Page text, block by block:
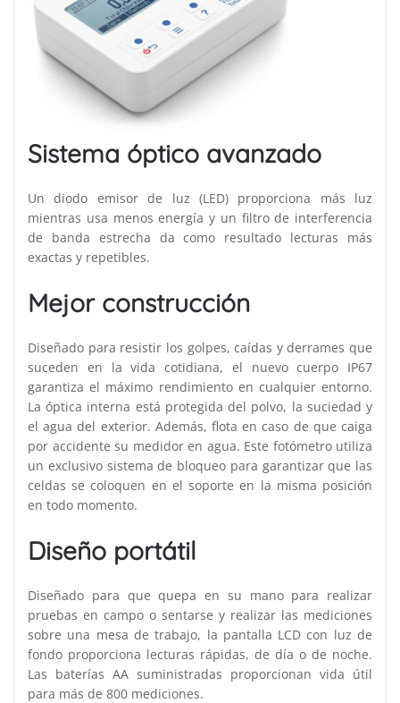
Sistema óptico avanzado
Un diodo emisor de luz (LED) proporciona más luz
mientras usa menos energía y un filtro de interferencia
de banda estrecha da como resultado lecturas más
exactas y repetibles.
Mejor construcción
Diseñado para resistir los golpes, caídas y derrames que
suceden en la vida cotidiana, el nuevo cuerpo IP67
garantiza el máximo rendimiento en cualquier entorno.
La óptica interna está protegida del polvo, la suciedad y
el agua del exterior. Además, flota en caso de que caiga
por accidente su medidor en agua. Este fotómetro utiliza
un exclusivo sistema de bloqueo para garantizar que las
celdas se coloquen en el soporte en la misma posición
en todo momento.
Diseño portátil
Diseñado para que quepa en su mano para realizar
pruebas en campo o sentarse y realizar las mediciones
sobre una mesa de trabajo, la pantalla LCD con luz de
fondo proporciona lecturas rápidas, de día o de noche.
Las baterías AA suministradas proporcionan vida útil
para más de 800 mediciones.